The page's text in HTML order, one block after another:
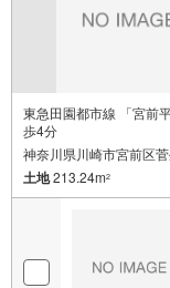
東急田園都市線 「宮前
歩4分
神奈川県川崎市宮前区
土地213.24m2